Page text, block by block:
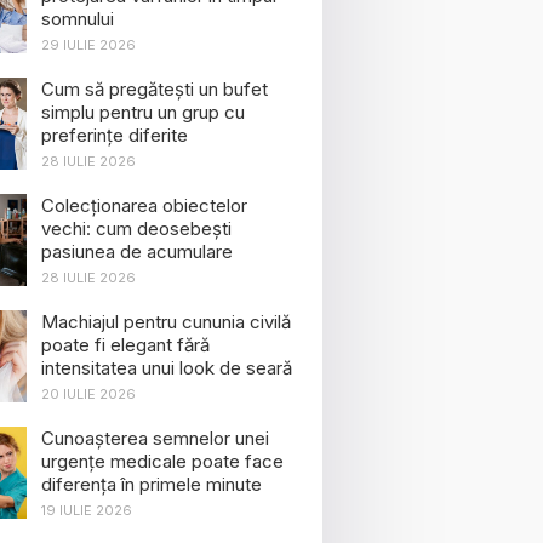
somnului
29 IULIE 2026
Cum să pregătești un bufet
simplu pentru un grup cu
preferințe diferite
28 IULIE 2026
Colecționarea obiectelor
vechi: cum deosebești
pasiunea de acumulare
28 IULIE 2026
Machiajul pentru cununia civilă
poate fi elegant fără
intensitatea unui look de seară
20 IULIE 2026
Cunoașterea semnelor unei
urgențe medicale poate face
diferența în primele minute
19 IULIE 2026